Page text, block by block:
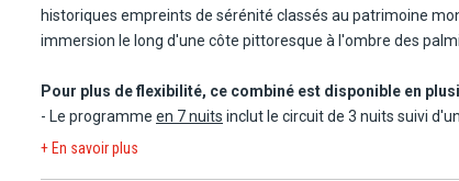
historiques empreints de sérénité classés au patrimoine
immersion le long d'une côte pittoresque à l'ombre des
Pour plus de flexibilité, ce combiné est disponible en
- Le programme en 7 nuits inclut le circuit de 3 nuits suivi
- Le programme
+ En savoir plus